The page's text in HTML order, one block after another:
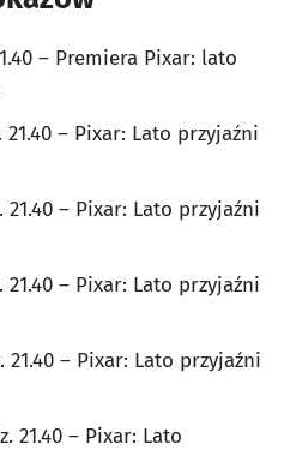
– Premiera Pixar: lato
– Pixar: Lato przyjaźni
– Pixar: Lato przyjaźni
– Pixar: Lato przyjaźni
– Pixar: Lato przyjaźni
21.40 – Pixar: Lato